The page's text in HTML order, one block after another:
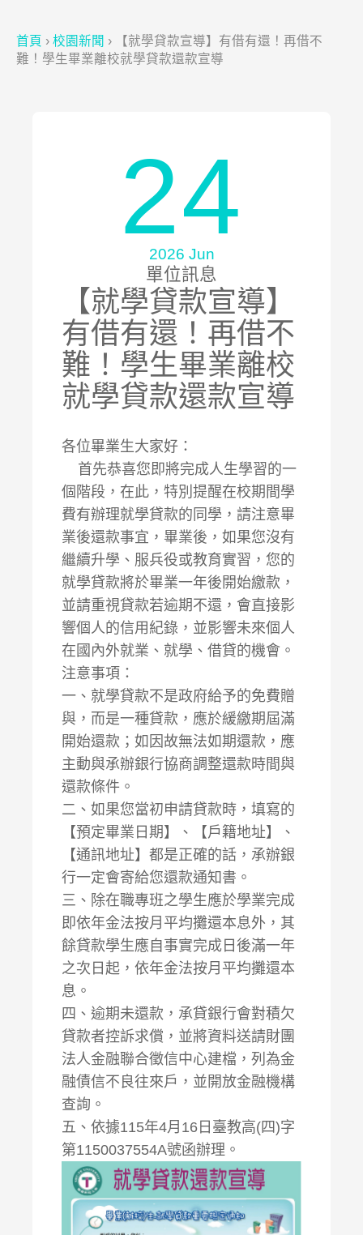
首頁 › 校園新聞 ›
【就學貸款宣導】有借有還！再借不
難！學生畢業離校就學貸款還款宣導
24
2026 Jun
單位訊息
【就學貸款宣導】
有借有還！再借不
難！學生畢業離校
就學貸款還款宣導
各位畢業生大家好：
首先恭喜您即將完成人生學習的一
個階段，在此，特別提醒在校期間學
費有辦理就學貸款的同學，請注意畢
業後還款事宜，畢業後，如果您沒有
繼續升學、服兵役或教育實習，您的
就學貸款將於畢業一年後開始繳款，
並請重視貸款若逾期不還，會直接影
響個人的信用紀錄，並影響未來個人
在國內外就業、就學、借貸的機會。
注意事項：
一、就學貸款不是政府給予的免費贈
與，而是一種貸款，應於緩繳期屆滿
開始還款；如因故無法如期還款，應
主動與承辦銀行協商調整還款時間與
還款條件。
二、如果您當初申請貸款時，填寫的
【預定畢業日期】、【戶籍地址】、
【通訊地址】都是正確的話，承辦銀
行一定會寄給您還款通知書。
三、除在職專班之學生應於學業完成
即依年金法按月平均攤還本息外，其
餘貸款學生應自事實完成日後滿一年
之次日起，依年金法按月平均攤還本
息。
四、逾期未還款，承貸銀行會對積欠
貸款者控訴求償，並將資料送請財團
法人金融聯合徵信中心建檔，列為金
融債信不良往來戶，並開放金融機構
查詢。
五、依據115年4月16日臺教高(四)字
第1150037554A號函辦理。